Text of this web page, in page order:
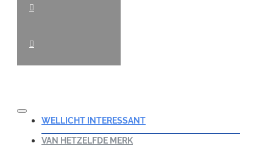
WELLICHT INTERESSANT
VAN HETZELFDE MERK